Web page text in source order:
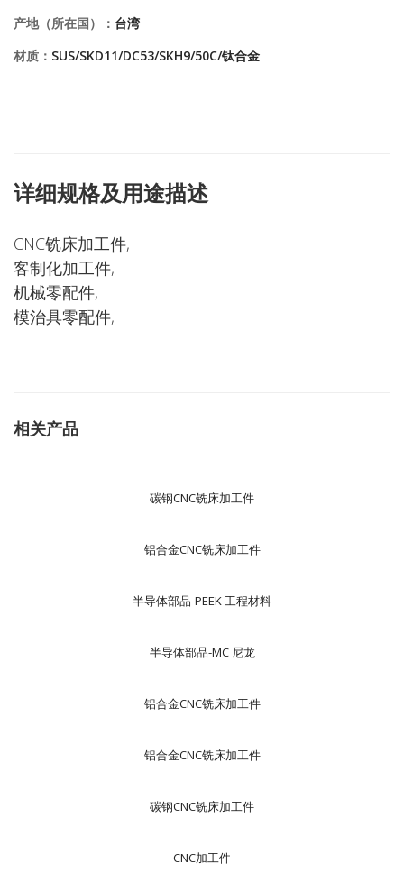
产地（所在国）： 台湾
材质： SUS/SKD11/DC53/SKH9/50C/钛合金
详细规格及用途描述
CNC铣床加工件,
客制化加工件,
机械零配件,
模治具零配件,
相关产品
碳钢CNC铣床加工件
铝合金CNC铣床加工件
半导体部品-PEEK 工程材料
半导体部品-MC 尼龙
铝合金CNC铣床加工件
铝合金CNC铣床加工件
碳钢CNC铣床加工件
CNC加工件